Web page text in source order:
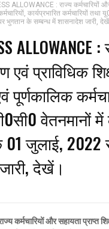
ALLOWANCE : राज्य कर्मचारियों और
कार्यप्रभारित कर्मचारियों तथा
भुगतान के सम्बन्ध में शासनादेश जारी,
ALLOWANCE :
एवं प्राविधिक
वेतनमानों में
01 जुलाई,
देखें।
और सहायता प्राप्त
संबंधित समाचारों के लिए